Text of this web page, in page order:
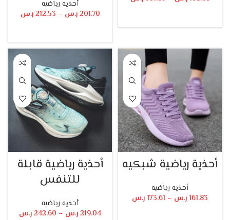
أحذيه رياضيه
201.70 ر.س –
212.53 ر.س
أحذية رياضية شبكيه
أحذيه رياضيه
161.83ر.س –
173.61ر.س
أحذية رياضية قابلة
للتنفس
أحذيه رياضيه
219.04ر.س –
242.60ر.س